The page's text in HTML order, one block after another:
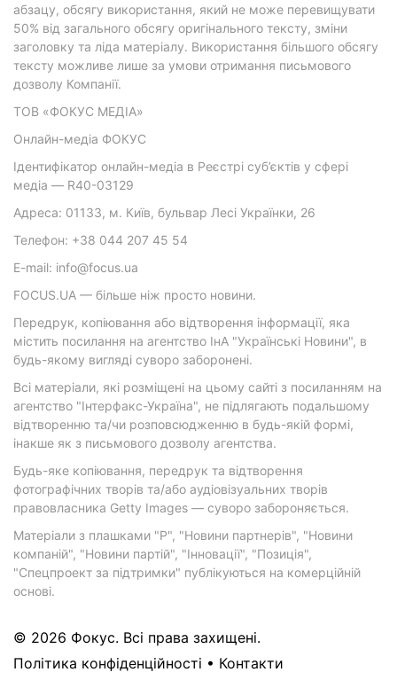
абзацу, обсягу використання, який не може перевищувати
50% від загального обсягу оригінального тексту, зміни
заголовку та ліда матеріалу. Використання більшого обсягу
тексту можливе лише за умови отримання письмового
дозволу Компанії.
ТОВ «ФОКУС МЕДІА»
Онлайн-медіа ФОКУС
Ідентифікатор онлайн-медіа в Реєстрі суб’єктів у сфері
медіа — R40-03129
Адреса: 01133, м. Київ, бульвар Лесі Українки, 26
Телефон: +38 044 207 45 54
E-mail: info@focus.ua
FOCUS.UA — більше ніж просто новини.
Передрук, копіювання або відтворення інформації, яка
містить посилання на агентство ІнА "Українські Новини", в
будь-якому вигляді суворо заборонені.
Всі матеріали, які розміщені на цьому сайті з посиланням на
агентство "Інтерфакс-Україна", не підлягають подальшому
відтворенню та/чи розповсюдженню в будь-якій формі,
інакше як з письмового дозволу агентства.
Будь-яке копіювання, передрук та відтворення
фотографічних творів та/або аудіовізуальних творів
правовласника Getty Images — суворо забороняється.
Матеріали з плашками "Р", "Новини партнерів", "Новини
компаній", "Новини партій", "Інновації", "Позиція",
"Спецпроект за підтримки" публікуються на комерційній
основі.
© 2026 Фокус. Всі права захищені.
Політика конфіденційності • Контакти